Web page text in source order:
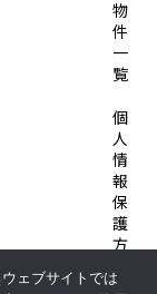
物
件
一
覧
個
人
情
報
保
護
方
針
ェブサイトでは